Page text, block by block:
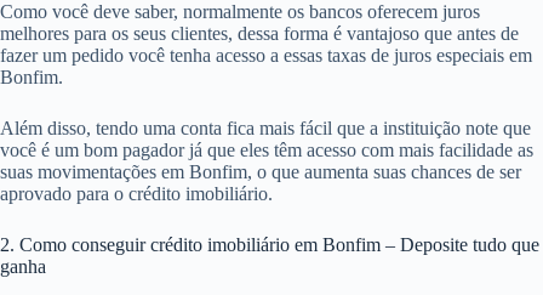
Como você deve saber, normalmente os bancos oferecem juros
melhores para os seus clientes, dessa forma é vantajoso que antes de
fazer um pedido você tenha acesso a essas taxas de juros especiais em
Bonfim.
Além disso, tendo uma conta fica mais fácil que a instituição note que
você é um bom pagador já que eles têm acesso com mais facilidade as
suas movimentações em Bonfim, o que aumenta suas chances de ser
aprovado para o crédito imobiliário.
2. Como conseguir crédito imobiliário em Bonfim – Deposite tudo que
ganha